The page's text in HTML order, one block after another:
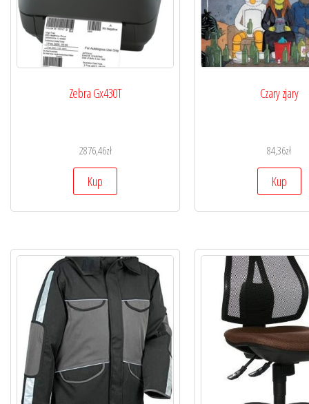
Zebra Gx430T
2876,46zł
Kup
Czary zjary
84,36zł
Kup